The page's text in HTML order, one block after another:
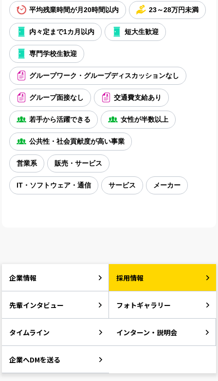
平均残業時間が月20時間以内 23～28万円未満
内々定まで1カ月以内 短大生歓迎
専門学校生歓迎
グループワーク・グループディスカッションなし
グループ面接なし 交通費支給あり
若手から活躍できる 女性が半数以上
公共性・社会貢献度が高い事業
営業系 販売・サービス
IT・ソフトウェア・通信 サービス メーカー
企業情報 採用情報
先輩インタビュー フォトギャラリー
タイムライン インターン・説明会
企業へDMを送る